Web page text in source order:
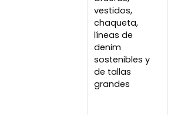
vestidos,
chaqueta,
líneas de
denim
sostenibles y
de tallas
grandes